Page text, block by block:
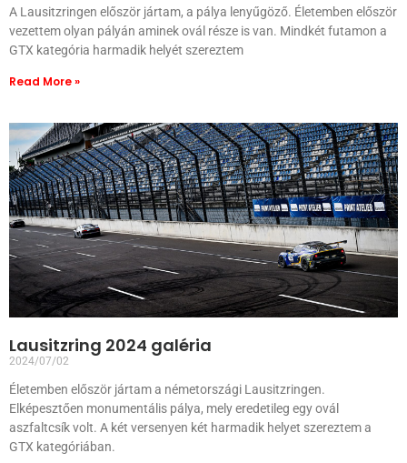
A Lausitzringen először jártam, a pálya lenyűgöző. Életemben először
vezettem olyan pályán aminek ovál része is van. Mindkét futamon a
GTX kategória harmadik helyét szereztem
Read More »
Lausitzring 2024 galéria
2024/07/02
Életemben először jártam a németországi Lausitzringen.
Elképesztően monumentális pálya, mely eredetileg egy ovál
aszfaltcsík volt. A két versenyen két harmadik helyet szereztem a
GTX kategóriában.